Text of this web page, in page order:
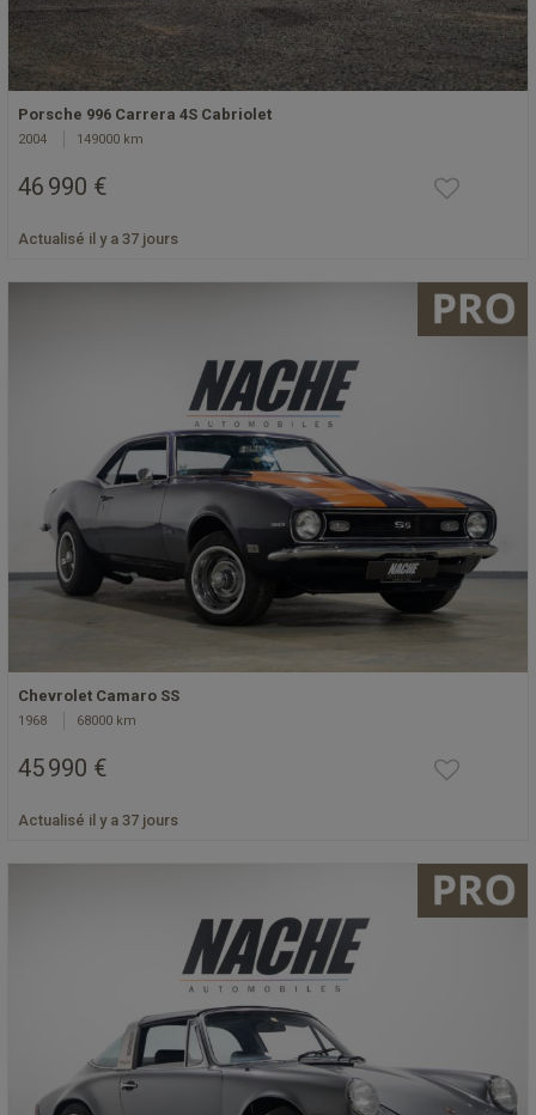
Porsche 996 Carrera 4S Cabriolet
2004 149000 km
46 990 €
Actualisé il y a 37 jours
Chevrolet Camaro SS
1968 68000 km
45 990 €
Actualisé il y a 37 jours